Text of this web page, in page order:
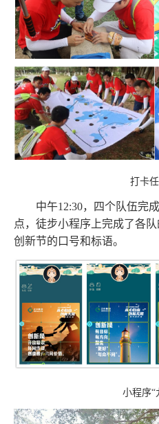
打卡
中午12:30，四个队伍完成
点，徒步小程序上完成了各
创新节的口号和标语。
小程序“